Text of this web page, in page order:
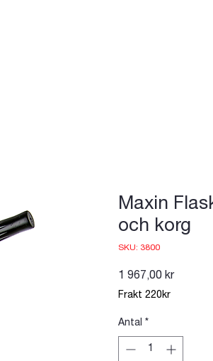
Maxin
och korg
SKU: 3800
1 967,00 krPris
Frakt 220kr
Antal *